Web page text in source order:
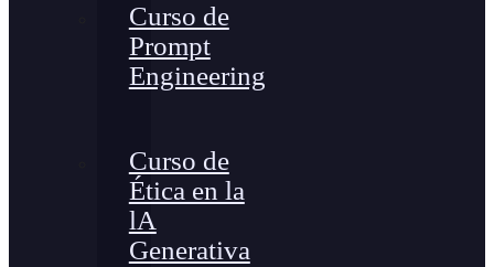
Curso de
Prompt
Engineering
Curso de
Ética en la
lA
Generativa